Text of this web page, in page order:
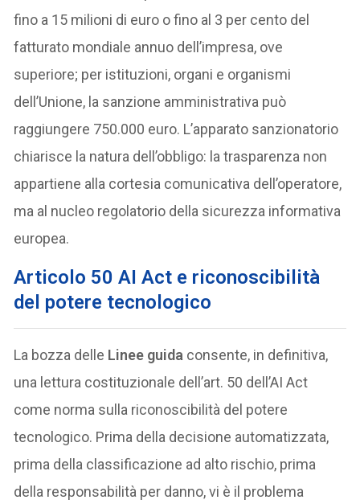
fino a 15 milioni di euro o fino al 3 per cento del
fatturato mondiale annuo dell’impresa, ove
superiore; per istituzioni, organi e organismi
dell’Unione, la sanzione amministrativa può
raggiungere 750.000 euro. L’apparato sanzionatorio
chiarisce la natura dell’obbligo: la trasparenza non
appartiene alla cortesia comunicativa dell’operatore,
ma al nucleo regolatorio della sicurezza informativa
europea.
Articolo 50 AI Act e riconoscibilità
del potere tecnologico
La bozza delle Linee guida consente, in definitiva,
una lettura costituzionale dell’art. 50 dell’AI Act
come norma sulla riconoscibilità del potere
tecnologico. Prima della decisione automatizzata,
prima della classificazione ad alto rischio, prima
della responsabilità per danno, vi è il problema